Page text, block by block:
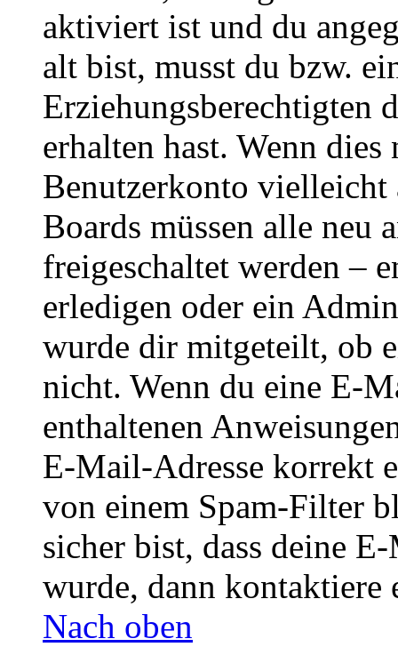
aktiviert ist und du
alt bist, musst du bzw.
Erziehungsberechtigten
erhalten hast. Wenn
Benutzerkonto
Boards müssen alle neu
freigeschaltet werden –
erledigen oder ein
wurde dir mitgeteilt, ob
nicht. Wenn du eine E-
enthaltenen
E-Mail-Adresse korrekt
von einem Spam-Filter
sicher bist, dass deine
wurde, dann kontaktiere
Nach oben